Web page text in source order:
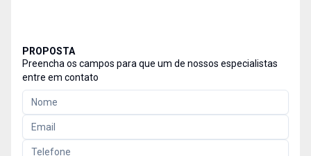
PROPOSTA
Preencha os campos para que um de nossos especialistas
entre em contato